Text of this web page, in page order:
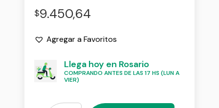
$9.450,64
Agregar a Favoritos
Llega hoy en Rosario
COMPRANDO ANTES DE LAS 17 HS (LUN A
VIER)